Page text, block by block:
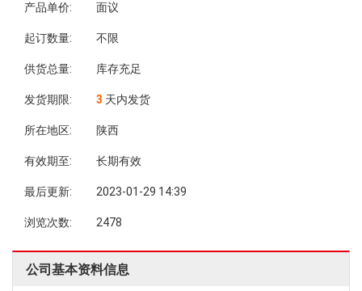
产品单价: 面议
起订数量: 不限
供货总量: 库存充足
发货期限: 3 天内发货
所在地区: 陕西
有效期至: 长期有效
最后更新: 2023-01-29 14:39
浏览次数: 2478
公司基本资料信息